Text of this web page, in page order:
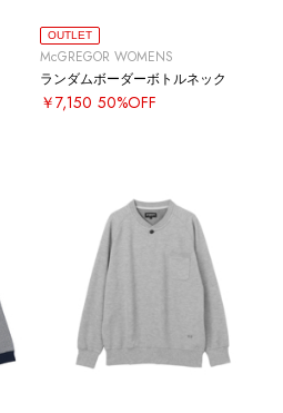
OUTLET
McGREGOR WOMENS
ランダムボーダーボトルネック
￥7,150 50%OFF